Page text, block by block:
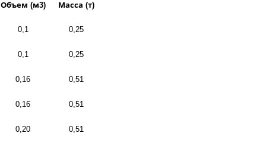
Объем (м3) Масса (т)
0,1 0,25
0,1 0,25
0,16 0,51
0,16 0,51
0,20 0,51